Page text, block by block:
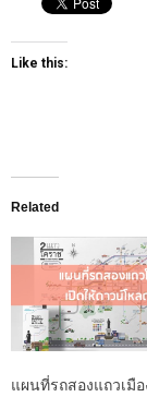
Like this:
Related
แผนที่รถสองแถวเมื